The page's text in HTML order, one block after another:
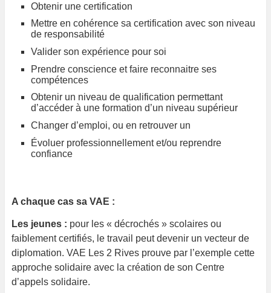
Obtenir une certification
Mettre en cohérence sa certification avec son niveau
de responsabilité
Valider son expérience pour soi
Prendre conscience et faire reconnaitre ses
compétences
Obtenir un niveau de qualification permettant
d’accéder à une formation d’un niveau supérieur
Changer d’emploi, ou en retrouver un
Évoluer professionnellement et/ou reprendre
confiance
A chaque cas sa VAE :
Les jeunes : pour les « décrochés » scolaires ou
faiblement certifiés, le travail peut devenir un vecteur de
diplomation. VAE Les 2 Rives prouve par l’exemple cette
approche solidaire avec la création de son Centre
d’appels solidaire.